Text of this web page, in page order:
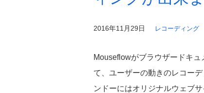
2016年11月29日 レコーディング
Mouseflowがブラウザードキ
て、ユーザーの動きのレコー
ンドーにはオリジナルウェブ